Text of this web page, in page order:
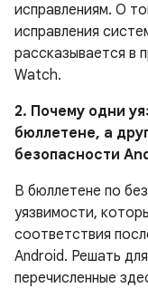
исправлениям. О
исправления
рассказывается в
Watch.
2. Почему одни
бюллетене, а
безопасности
В бюллетене по
уязвимости,
соответствия
Android. Решать
перечисленные